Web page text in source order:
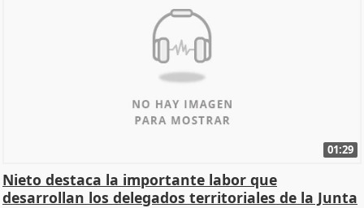
01:29
Nieto destaca la importante labor que
desarrollan los delegados territoriales de la Junta